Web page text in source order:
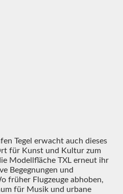
Tegel erwacht auch dieses
für Kunst und Kultur zum
Modellfläche TXL erneut ihr
Begegnungen und
früher Flugzeuge abhoben,
für Musik und urbane